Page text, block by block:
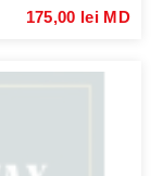
175,00 lei MD